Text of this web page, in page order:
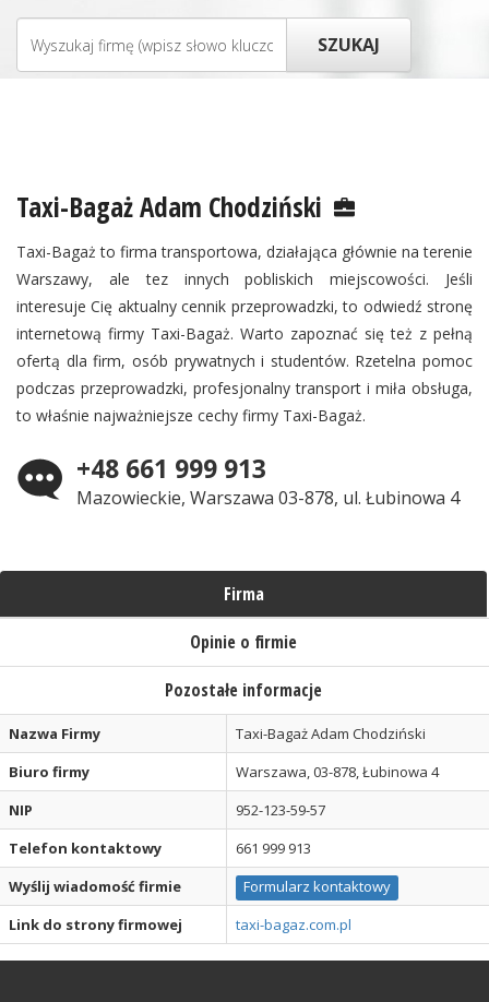
Taxi-Bagaż Adam Chodziński
Taxi-Bagaż to firma transportowa, działająca głównie na terenie
Warszawy, ale tez innych pobliskich miejscowości. Jeśli
interesuje Cię aktualny cennik przeprowadzki, to odwiedź stronę
internetową firmy Taxi-Bagaż. Warto zapoznać się też z pełną
ofertą dla firm, osób prywatnych i studentów. Rzetelna pomoc
podczas przeprowadzki, profesjonalny transport i miła obsługa,
to właśnie najważniejsze cechy firmy Taxi-Bagaż.
+48 661 999 913
Mazowieckie, Warszawa 03-878, ul. Łubinowa 4
Firma
Opinie o firmie
Pozostałe informacje
Nazwa Firmy
Taxi-Bagaż Adam Chodziński
Biuro firmy
Warszawa, 03-878, Łubinowa 4
NIP
952-123-59-57
Telefon kontaktowy
661 999 913
Wyślij wiadomość firmie
Formularz kontaktowy
Link do strony firmowej
taxi-bagaz.com.pl